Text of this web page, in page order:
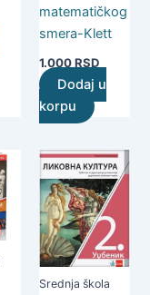
matematičkog
smera-Klett
1.000RSD
Dodaj u
korpu
Srednja škola